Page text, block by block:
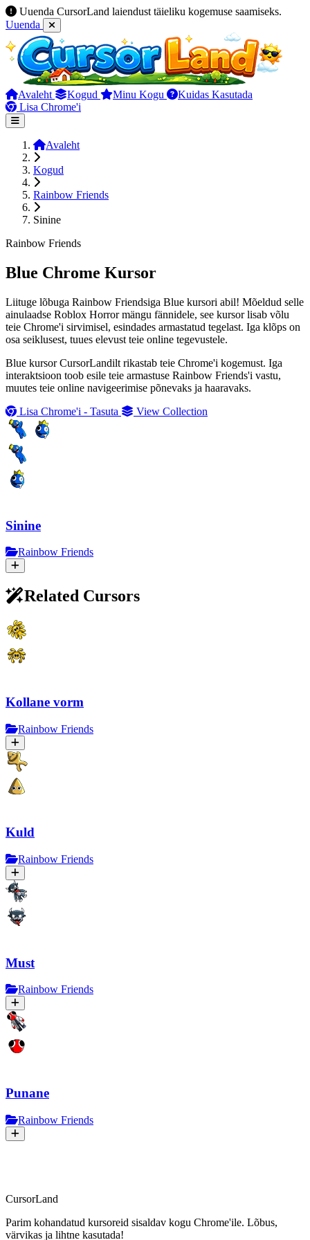
Uuenda CursorLand laiendust täieliku kogemuse saamiseks.
Uuenda
Avaleht Kogud Minu Kogu
Kuidas Kasutada
Lisa Chrome'i
Avaleht
Kogud
Rainbow Friends
Sinine
Rainbow Friends
Blue Chrome Kursor
Liituge lõbuga Rainbow Friendsiga Blue kursori abil! Mõeldud selle
ainulaadse Roblox Horror mängu fännidele, see kursor lisab võlu
teie Chrome'i sirvimisel, esindades armastatud tegelast. Iga klõps on
osa seiklusest, tuues elevust teie online tegevustele.
Blue kursor CursorLandilt rikastab teie Chrome'i kogemust. Iga
interaktsioon toob esile teie armastuse Rainbow Friends'i vastu,
muutes teie online navigeerimise põnevaks ja haaravaks.
Lisa Chrome'i - Tasuta
View Collection
Sinine
Rainbow Friends
Related Cursors
Kollane vorm
Rainbow Friends
Kuld
Rainbow Friends
Must
Rainbow Friends
Punane
Rainbow Friends
CursorLand
Parim kohandatud kursoreid sisaldav kogu Chrome'ile. Lõbus,
värvikas ja lihtne kasutada!